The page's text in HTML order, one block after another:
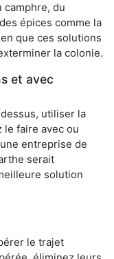
camphre, du
épices comme la
que ces solutions
la colonie.
et avec
utiliser la
le faire avec ou
entreprise de
serait
solution
le trajet